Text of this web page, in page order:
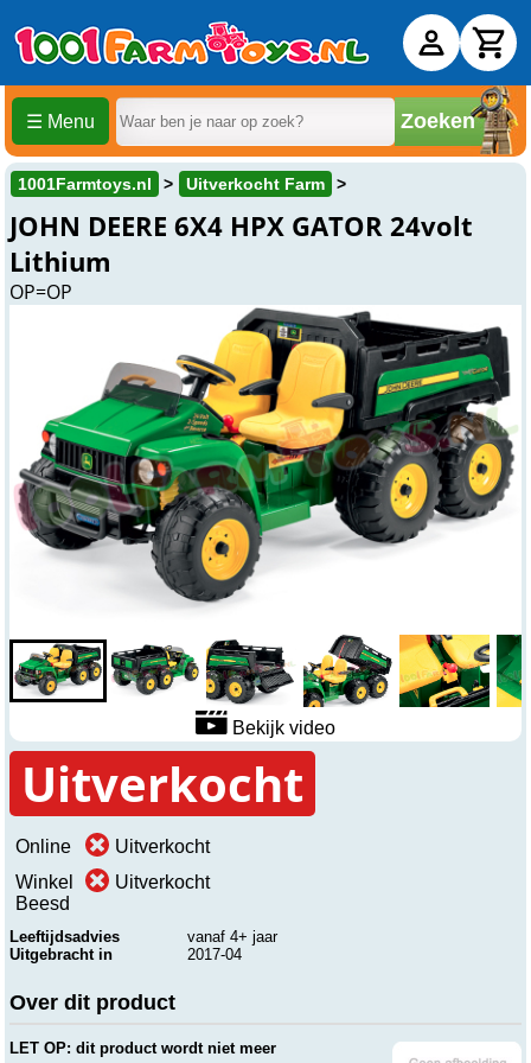
☰ Menu Zoeken
1001Farmtoys.nl Uitverkocht Farm
JOHN DEERE 6X4 HPX GATOR 24volt
Lithium
OP=OP
Bekijk video
Uitverkocht
Online
Uitverkocht
Winkel
Beesd
Uitverkocht
Leeftijdsadvies
vanaf 4+ jaar
Uitgebracht in
2017-04
Over dit product
LET OP: dit product wordt niet meer